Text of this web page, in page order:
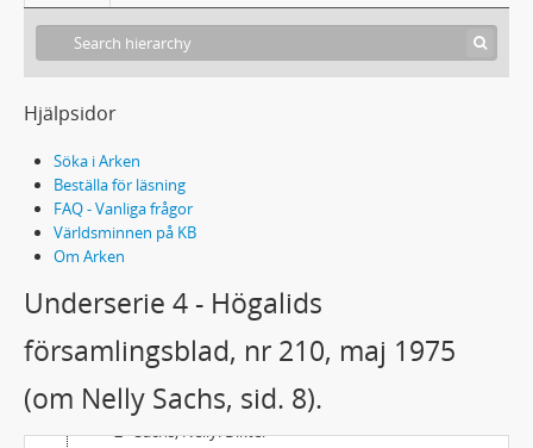
Hjälpsidor
Söka i Arken
Beställa för läsning
FAQ - Vanliga frågor
Världsminnen på KB
Om Arken
Underserie 4 - Högalids
församlingsblad, nr 210, maj 1975
(om Nelly Sachs, sid. 8).
ACC1985/15 - Elisabeth och Margarete Alsberg: Material rörande Nelly Sachs
1 - Brev
2 - Sachs, Nelly: Dikter